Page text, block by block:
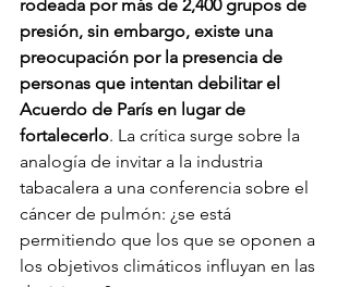
rodeada por más de 2,400 grupos de
presión, sin embargo, existe una
preocupación por la presencia de
personas que intentan debilitar el
Acuerdo de París en lugar de
fortalecerlo. La crítica surge sobre la
analogía de invitar a la industria
tabacalera a una conferencia sobre el
cáncer de pulmón: ¿se está
permitiendo que los que se oponen a
los objetivos climáticos influyan en las